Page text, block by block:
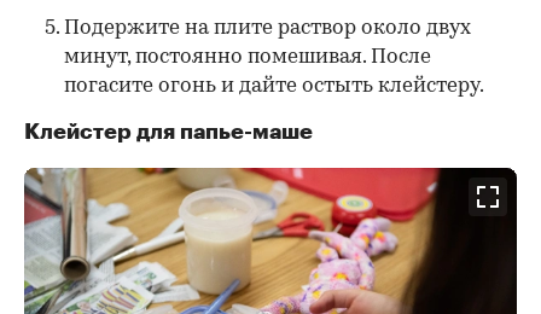
Подержите на плите раствор около двух
минут, постоянно помешивая. После
погасите огонь и дайте остыть клейстеру.
Клейстер для папье-маше